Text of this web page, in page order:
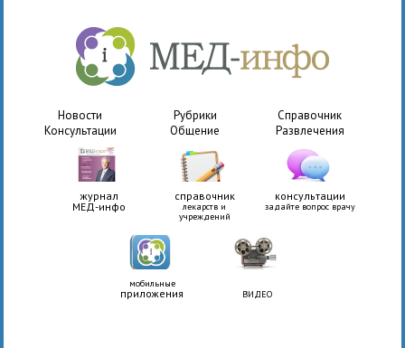
Новости Рубрики
Справочник
Консультации
Общение Развлечения
журнал
МЕД-инфо
справочник
лекарств и
учреждений
консультации
задайте вопрос врачу
мобильные
приложения ВИДЕО